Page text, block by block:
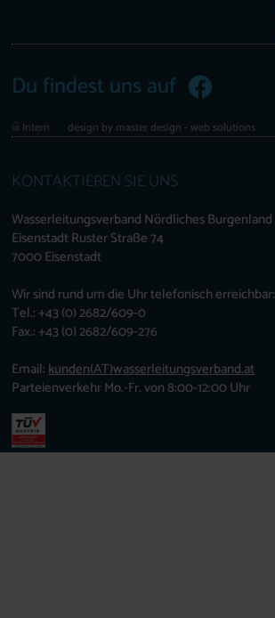
Du findest uns auf
design by master design - web solutions
Intern
KONTAKTIEREN SIE UNS
Wasserleitungsverband Nördliches Burgenland
Eisenstadt Ruster Straße 74
7000 Eisenstadt
Wir sind rund um die Uhr telefonisch erreichbar:
Tel.: +43 (0) 2682/609-0
Fax.: +43 (0) 2682/609-276
Email:kunden(AT)wasserleitungsverband.at
Parteienverkehr Mo.-Fr. von 8:00-12:00 Uhr